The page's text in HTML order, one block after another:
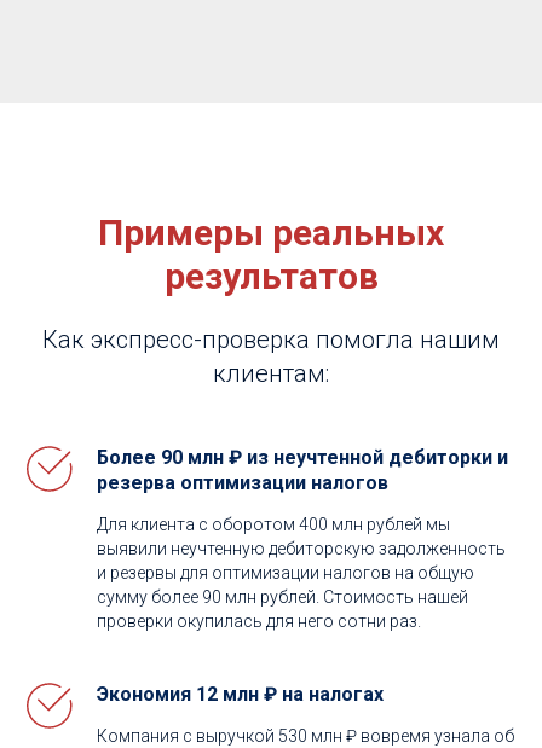
Примеры реальных
результатов
Как экспресс-проверка помогла нашим
клиентам:
Более 90 млн ₽ из неучтенной дебиторки и
резерва оптимизации налогов
Для клиента с оборотом 400 млн рублей мы
выявили неучтенную дебиторскую задолженность
и резервы для оптимизации налогов на общую
сумму более 90 млн рублей. Стоимость нашей
проверки окупилась для него сотни раз.
Экономия 12 млн ₽ на налогах
Компания с выручкой 530 млн ₽ вовремя узнала об